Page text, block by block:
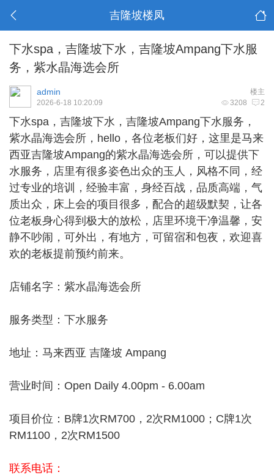
吉隆坡楼凤
下水spa，吉隆坡下水，吉隆坡Ampang下水服
务，紫水晶海选会所
楼主
admin
3208 2
2026-6-18 10:20:09
下水spa， 吉隆坡下水 ，吉隆坡Ampang下水服务，
紫水晶海选会所，hello，各位老板们好，这里是马来
西亚吉隆坡Ampang的紫水晶海选会所，可以提供下
水服务，店里有很多姿色出众的玉人，风格不同，经
过专业的培训，经验丰富，身经百战，品质高端，气
质出众，床上会的项目很多，配合的超级默契，让各
位老板身心得到极大的放松，店里环境干净温馨，安
静不吵闹，可外出，有地方，可留宿和包夜，欢迎喜
欢的老板提前预约前来。
店铺名字：紫水晶海选会所
服务类型：下水服务
地址：马来西亚 吉隆坡 Ampang
营业时间：Open Daily 4.00pm - 6.00am
项目价位：B牌1次RM700，2次RM1000；C牌1次
RM1100，2次RM1500
联系电话：